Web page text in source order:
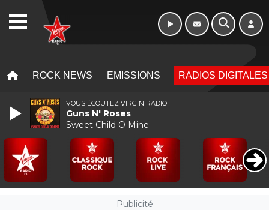
ROCK NEWS EMISSIONS RADIOS DIGITALES
Publicité
VOUS ÉCOUTEZ VIRGIN RADIO
Guns N' Roses
Sweet Child O Mine
WEBRADIO